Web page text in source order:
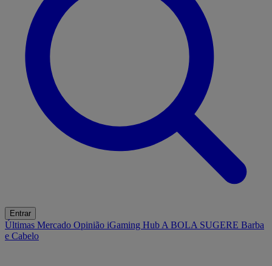
Entrar
Últimas Mercado Opinião iGaming Hub A BOLA SUGERE Barba
e Cabelo